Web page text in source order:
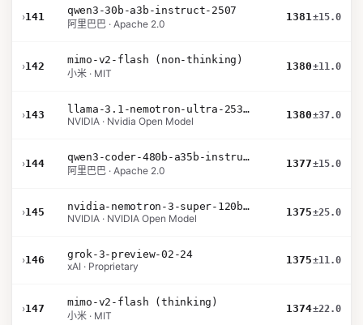
›141
qwen3-30b-a3b-instruct-2507
阿里巴巴 · Apache 2.0
1381±15.0
›142
mimo-v2-flash (non-thinking)
小米 · MIT
1380±11.0
›143
llama-3.1-nemotron-ultra-253b-v1
NVIDIA · Nvidia Open Model
1380±37.0
›144
qwen3-coder-480b-a35b-instruct
阿里巴巴 · Apache 2.0
1377±15.0
›145
nvidia-nemotron-3-super-120b-a12b
NVIDIA · NVIDIA Open Model
1375±25.0
›146
grok-3-preview-02-24
xAI · Proprietary
1375±11.0
›147
mimo-v2-flash (thinking)
小米 · MIT
1374±22.0